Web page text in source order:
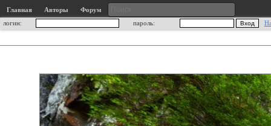
Главная Авторы
Форум
логин:
пароль: